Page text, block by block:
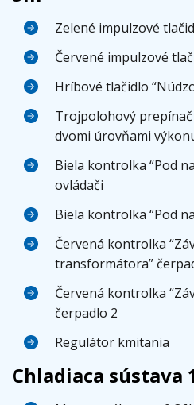
Zelené impulzové
Červené impulzové
Hríbové tlačidlo
Trojpolohový
dvomi úrovňami
Biela kontrolka “Pod
ovládači
Biela kontrolka “Pod
Červená kontrolka
transformátora”
Červená kontrolka
čerpadlo 2
Regulátor kmitania
Chladiaca sústava